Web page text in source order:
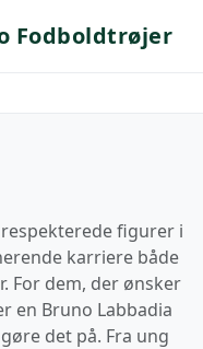
Fodboldtrøjer
figurer i
karriere både
For dem, der ønsker
en Bruno Labbadia
det på. Fra ung